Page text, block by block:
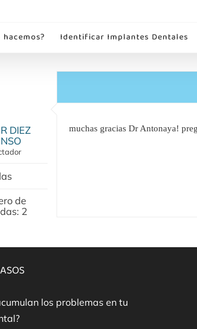
hacemos? Identificar Implantes Dentales
DIEZ
de
2
muchas gracias Dr Antonaya!
los problemas en tu